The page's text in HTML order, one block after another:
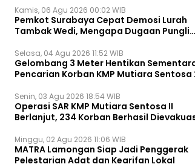
Kamis, 06 Agu 2026 00:02 WIB
Pemkot Surabaya Cepat Demosi Lurah
Tambak Wedi, Mengapa Dugaan Pungli
Selasa, 04 Agu 2026 11:52 WIB
Gelombang 3 Meter Hentikan
Pencarian Korban KMP Mutiara Sentosa
Senin, 03 Agu 2026 18:54 WIB
Operasi SAR KMP Mutiara Sentosa II
Berlanjut, 234 Korban Berhasil
Minggu, 02 Agu 2026 11:06 WIB
MATRA Lamongan Siap Jadi Penggerak
Pelestarian Adat dan Kearifan Lokal